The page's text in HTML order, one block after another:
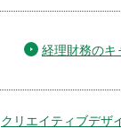
経理財務のキ
クリエイティブデザ